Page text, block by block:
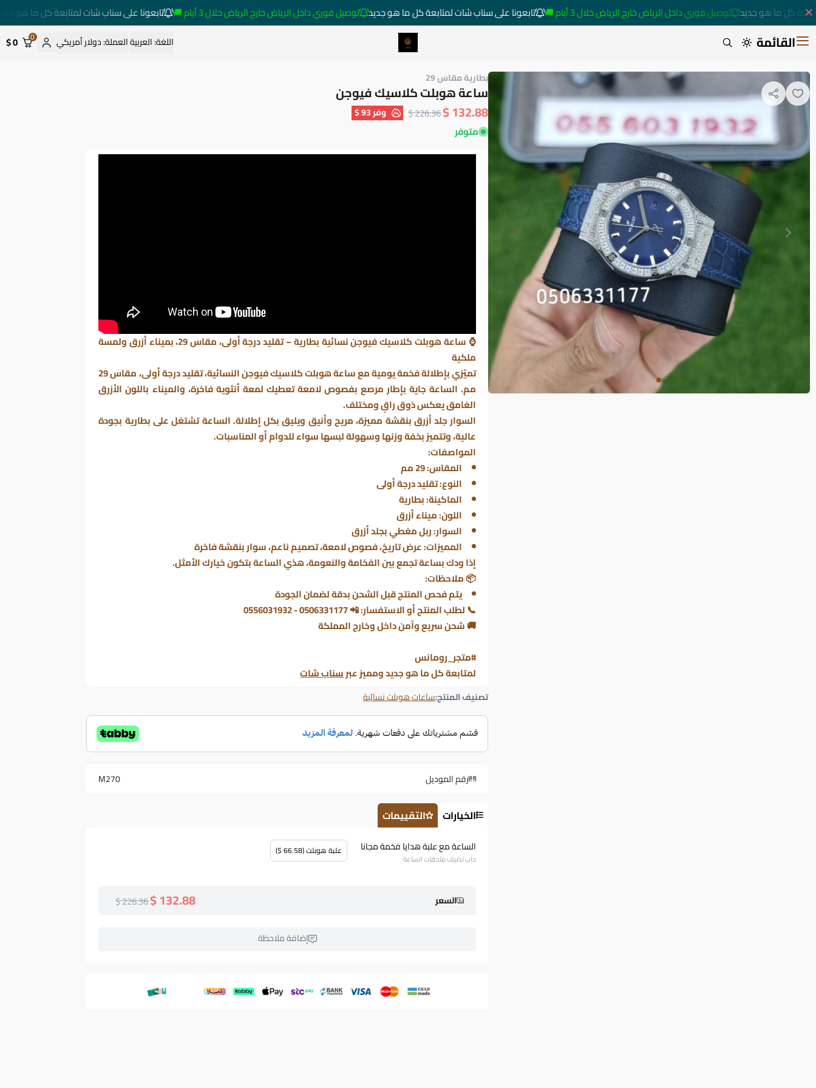
كل ما هو جديد توصيل فوري داخل الرياض خارج الرياض خلال 3 أيام 🚚 تابعونا على سناب شات لمتابعة كل ما هو جديد توصيل فوري داخل الرياض خارج الرياض خلال 3 أيام 🚚 تابعونا على سناب شات لمتابعة كل ما هو جديد
القائمة متجر ساعات رومانس اللغة:العربيةالعملة:دولار أمريكي 0
0 $
بطارية مقاس 29
ساعة هوبلت كلاسيك فيوجن
132.88 $
226.36 $ وفر93 $
متوفر
⌚ ساعة هوبلت كلاسيك فيوجن نسائية بطارية – تقليد درجة أولى، مقاس 29، بميناء أزرق ولمسة
ملكية
تميّزي بإطلالة فخمة يومية مع ساعةهوبلت كلاسيك فيوجن
النسائية، تقليد درجة أولى، مقاس 29
مم. الساعة جاية بإطار مرصع بفصوص لامعة تعطيك لمعة أنثوية فاخرة، والميناء باللون الأزرق
الغامق يعكس ذوق راقٍ ومختلف.
السوار جلد أزرق بنقشة مميزة، مريح وأنيق ويليق بكل إطلالة. الساعة تشتغل على بطارية بجودة
عالية، وتتميز بخفة وزنها وسهولة لبسها سواء للدوام أو المناسبات.
المواصفات:
المقاس: 29 مم
النوع: تقليد درجة أولى
الماكينة: بطارية
اللون: ميناء أزرق
السوار: ربل مغطي بجلد أزرق
المميزات: عرض تاريخ، فصوص لامعة، تصميم ناعم، سوار بنقشة فاخرة
إذا ودك بساعة تجمع بين الفخامة والنعومة، هذي الساعة بتكون خيارك الأمثل.
📦 ملاحظات:
يتم فحص المنتج قبل الشحن بدقة لضمان الجودة
📞 لطلب المنتج أو الاستفسار: 📲 0506331177 - 0556031932
🚚 شحن سريع وآمن داخل وخارج المملكة
#متجر_رومانس
لمتابعة كل ما هو جديد ومميز عبرسناب شات
تصنيف المنتج:ساعات هوبلت نسائية
رقم الموديل M270
الخيارات التقييمات
الساعة مع علبة هدايا فخمة مجانا
حاب تضيف ملحقات الساعة
علبة هوبلت (66.58 $)
السعر 132.88 $
226.36 $
إضافة ملاحظة